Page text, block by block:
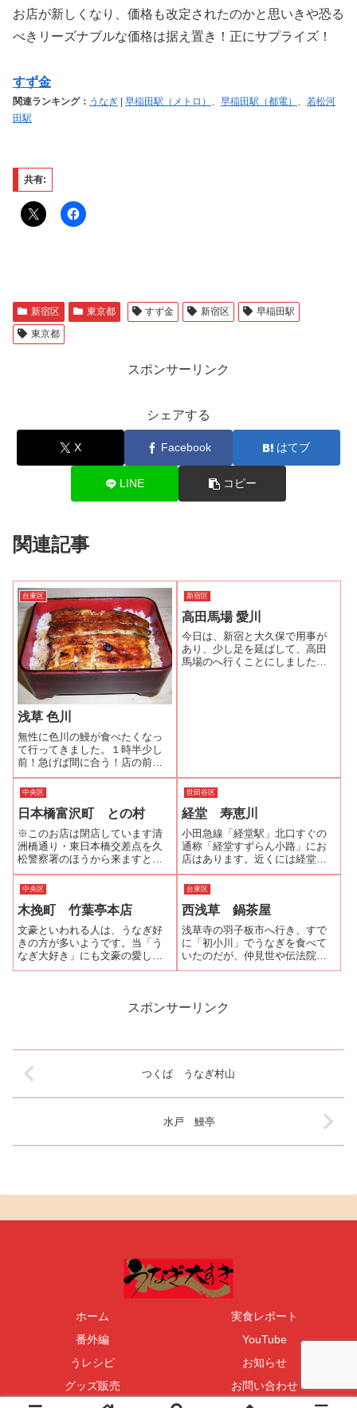
お店が新しくなり、価格も改定されたのかと思いきや恐る
べきリーズナブルな価格は据え置き！正にサプライズ！
すず金
関連ランキング： うなぎ 早稲田駅（メトロ） 、 早稲田駅（都電） 、 若松河
田駅
共有:
新宿区 東京都 すず金 新宿区
早稲田駅
東京都
スポンサーリンク
シェアする
X Facebook はてブ
LINE コピー
関連記事
台東区
浅草 色川
無性に色川の鰻が食べたくなっ
て行ってきました。１時半少し
前！急げば間に合う！店の前に
行くと暖簾がまだ出ておりセー
フです。「こんちは」「おぅ、
お茶でいいかい？」「肝とかゑ
りあります」「3本ぐらいなら残
ってる」「それとビール下さ
い」「おぅ、シ...
新宿区
高田馬場 愛川
今日は、新宿と大久保で用事が
あり、少し足を延ばして、高田
馬場のへ行くことにしました。
中央区
日本橋富沢町 との村
※このお店は閉店しています清
洲橋通り・東日本橋交差点を久
松警察署のほうから来ますと右
に曲がってください。少し進む
と左手信号の角に問屋橋交番が
あります。その次の路地を左に
曲がると「鰻」の暖簾が見えま
す。そこが「との村」です。カ
ウンター６席のみ...
世田谷区
経堂 寿恵川
小田急線「経堂駅」北口すぐの
通称「経堂すずらん小路」にお
店はあります。近くには経堂の
寿司店の代表格である昭和２年
創業の「美登利寿司」の４代目
ご主人の弟さんが営む「経堂美
登利寿司 寿矢」や古民家風の座
敷で頂く北海道産石臼引きの粉
を使用した手打...
中央区
木挽町 竹葉亭本店
文豪といわれる人は、うなぎ好
きの方が多いようです。当「う
なぎ大好き」にも文豪の愛した
といわれるお店や作品に登場す
の顔・夏目漱石の代表作『吾輩
台東区
西浅草 鍋茶屋
浅草寺の羽子板市へ行き、すで
に「初小川」でうなぎを食べて
いたのだが、仲見世や伝法院通
りを歩き回っていたら小腹が空
の前に行ってみるとまだランチ
スポンサーリンク
つくば うなぎ村山
水戸 鰻亭
ホーム
実食レポート
番外編
YouTube
うレシピ
お知らせ
グッズ販売
お問い合わせ